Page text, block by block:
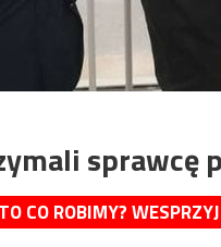
sprawcę
CO ROBIMY?